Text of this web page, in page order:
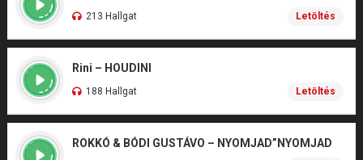
213 Hallgat Letöltés
Rini – HOUDINI
188 Hallgat Letöltés
ROKKÓ & BÓDI GUSTÁVO – NYOMJAD”NYOMJAD